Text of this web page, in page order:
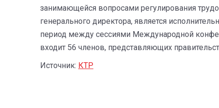
занимающейся вопросами регулирования
генерального директора, является
период между сессиями Международной
входит 56 членов, представляющих
Источник: КТР